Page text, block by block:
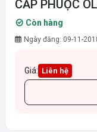
CẤP PHUỘC
Còn hàng
Ngày đăng: 09-11-
Giá: Liên hệ